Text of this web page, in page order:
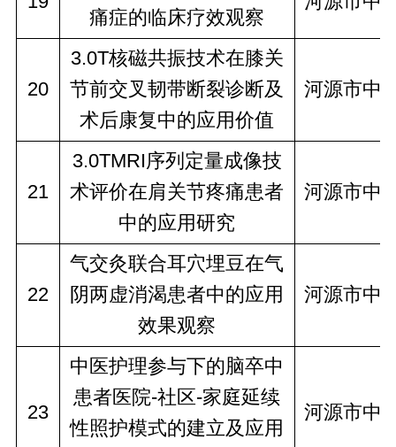
痛症的临床疗效观察
20
3.0T核磁共振技术在膝关
节前交叉韧带断裂诊断及
术后康复中的应用价值
河源市中
21
3.0TMRI序列定量成像技
术评价在肩关节疼痛患者
中的应用研究
河源市中
22
气交灸联合耳穴埋豆在气
阴两虚消渴患者中的应用
效果观察
河源市中
23
中医护理参与下的脑卒中
患者医院-社区-家庭延续
性照护模式的建立及应用
河源市中